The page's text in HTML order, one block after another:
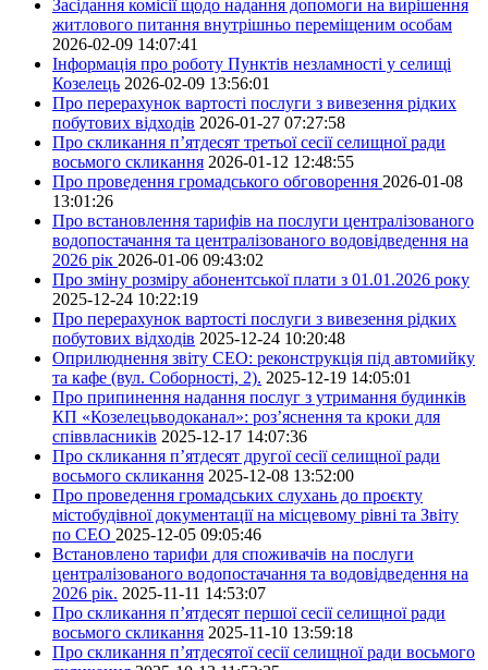
Засідання комісії щодо надання допомоги на вирішення
житлового питання внутрішньо переміщеним особам
2026-02-09 14:07:41
Інформація про роботу Пунктів незламності у селищі
Козелець 2026-02-09 13:56:01
Про перерахунок вартості послуги з вивезення рідких
побутових відходів 2026-01-27 07:27:58
Про скликання п’ятдесят третьої сесії селищної ради
восьмого скликання 2026-01-12 12:48:55
Про проведення громадського обговорення 2026-01-08
13:01:26
Про встановлення тарифів на послуги централізованого
водопостачання та централізованого водовідведення на
2026 рік 2026-01-06 09:43:02
Про зміну розміру абонентської плати з 01.01.2026 року
2025-12-24 10:22:19
Про перерахунок вартості послуги з вивезення рідких
побутових відходів 2025-12-24 10:20:48
Оприлюднення звіту СЕО: реконструкція під автомийку
та кафе (вул. Соборності, 2). 2025-12-19 14:05:01
Про припинення надання послуг з утримання будинків
КП «Козелецьводоканал»: роз’яснення та кроки для
співвласників 2025-12-17 14:07:36
Про скликання п’ятдесят другої сесії селищної ради
восьмого скликання 2025-12-08 13:52:00
Про проведення громадських слухань до проєкту
містобудівної документації на місцевому рівні та Звіту
по СЕО 2025-12-05 09:05:46
Встановлено тарифи для споживачів на послуги
централізованого водопостачання та водовідведення на
2026 рік. 2025-11-11 14:53:07
Про скликання п’ятдесят першої сесії селищної ради
восьмого скликання 2025-11-10 13:59:18
Про скликання п’ятдесятої сесії селищної ради восьмого